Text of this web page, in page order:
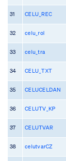
31 CELU_REC
32 celu_rol
33 celu_tra
34 CELU_TXT
35 CELUCELDAN
36 CELUTV_KP
37 CELUTVAR
38 celutvarCZ